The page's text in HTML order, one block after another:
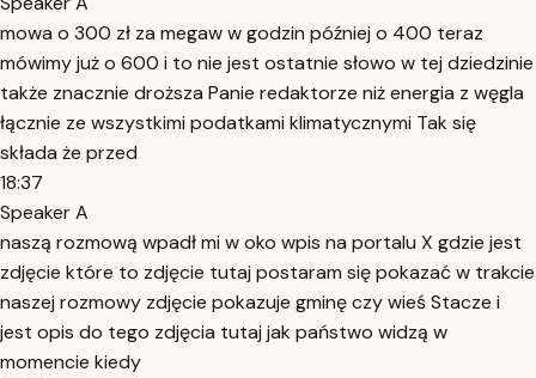
mowa o 300 zł za megaw w godzin później o 400 teraz
mówimy już o 600 i to nie jest ostatnie słowo w tej dziedzinie
także znacznie droższa Panie redaktorze niż energia z węgla
łącznie ze wszystkimi podatkami klimatycznymi Tak się
składa że przed
18:37
Speaker A
naszą rozmową wpadł mi w oko wpis na portalu X gdzie jest
zdjęcie które to zdjęcie tutaj postaram się pokazać w trakcie
naszej rozmowy zdjęcie pokazuje gminę czy wieś Stacze i
jest opis do tego zdjęcia tutaj jak państwo widzą w
momencie kiedy